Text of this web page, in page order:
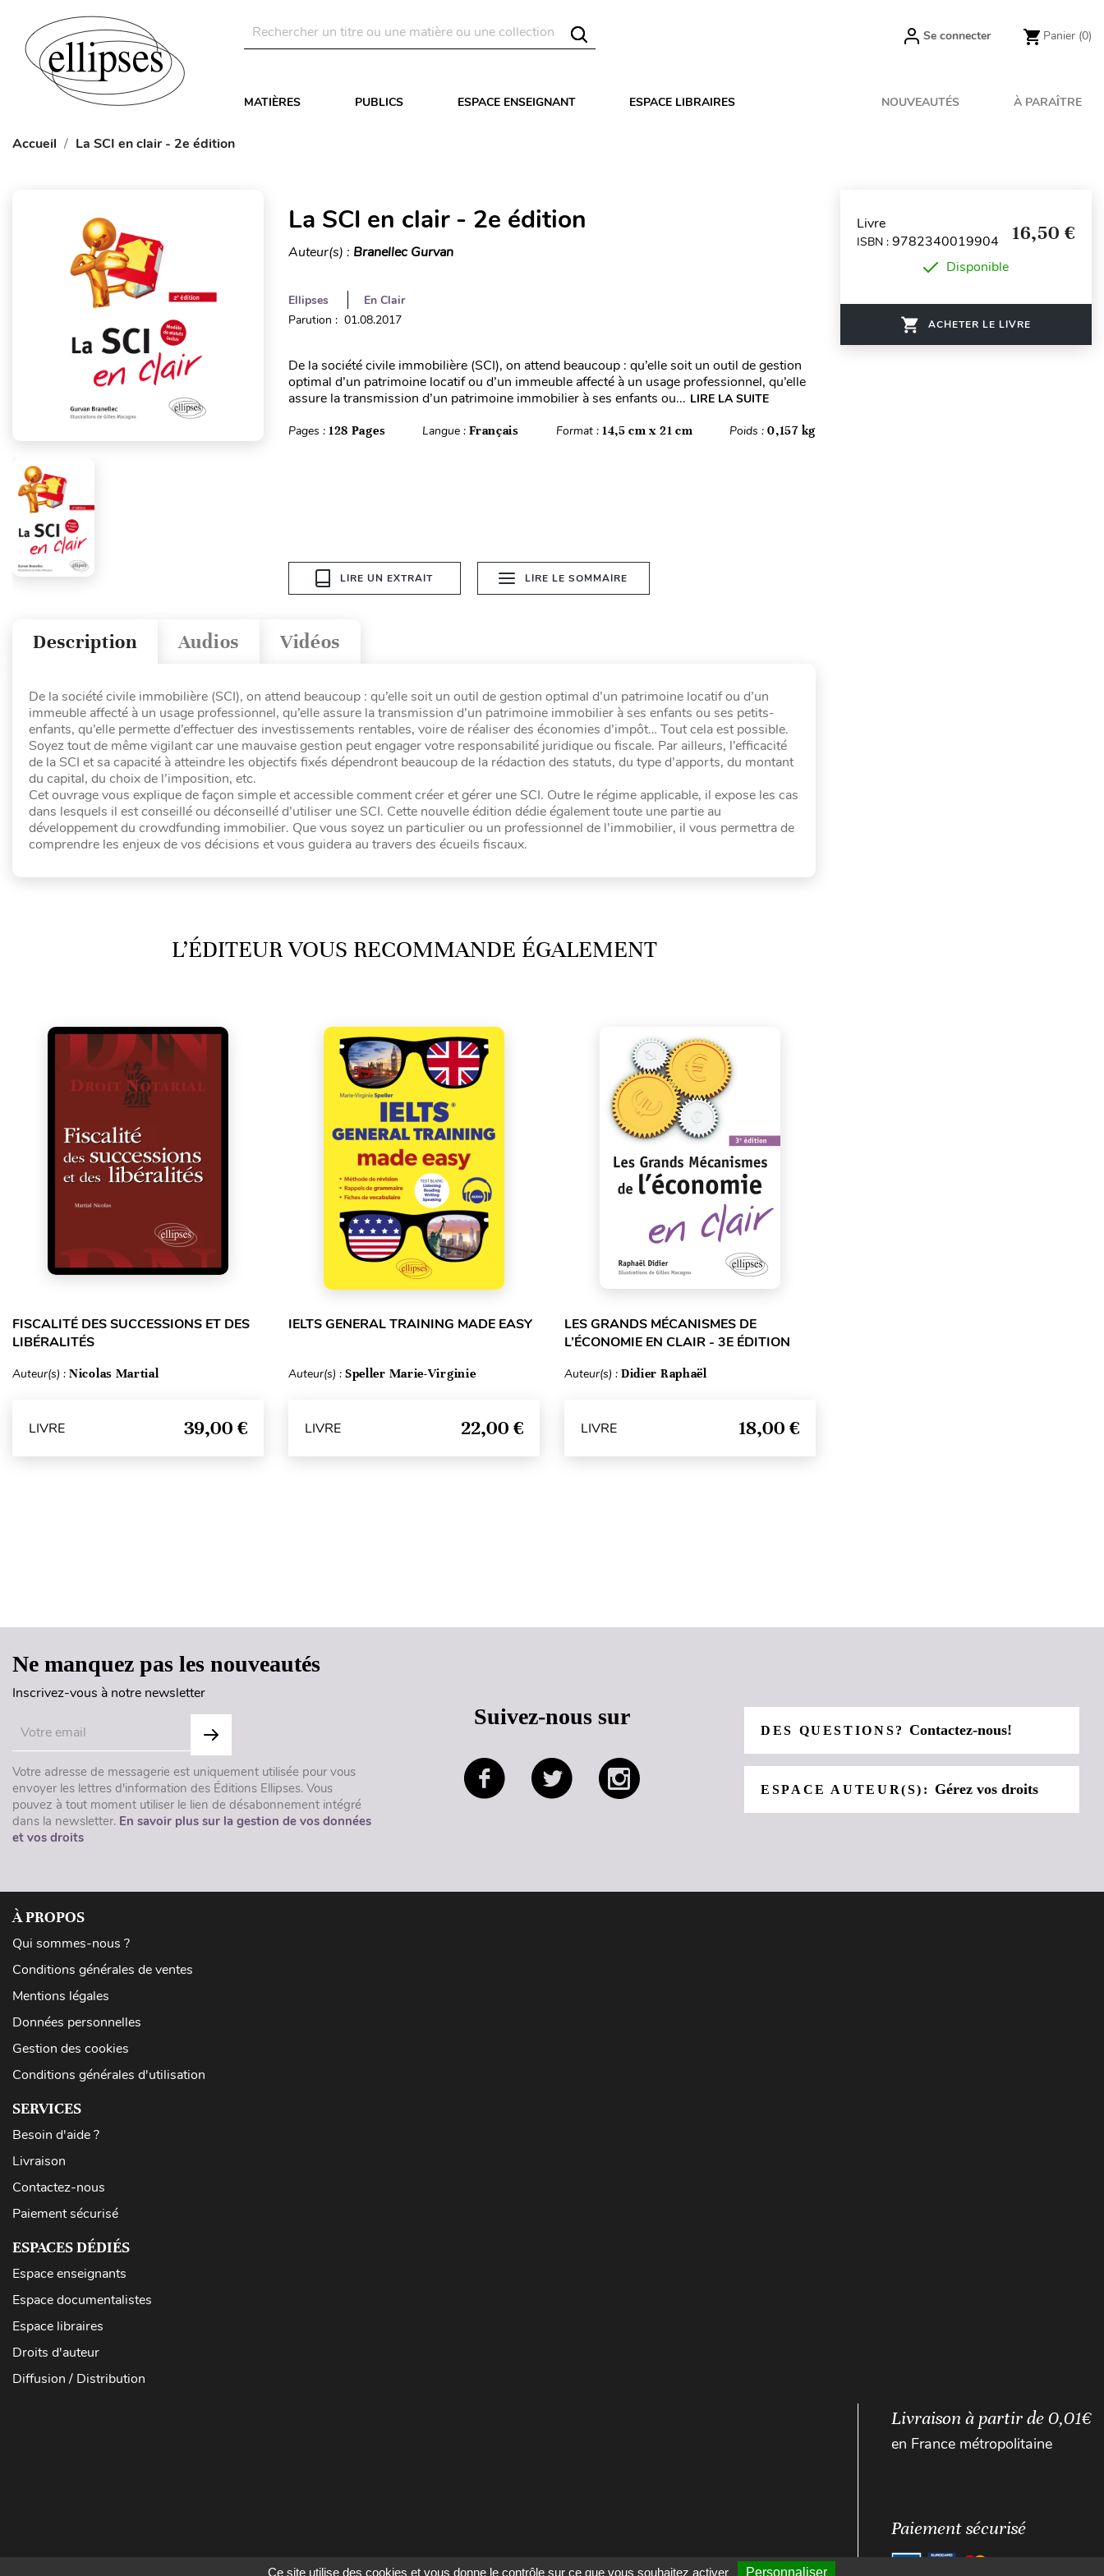
Se connecter Panier (0)
MATIÈRES PUBLICS ESPACE ENSEIGNANT ESPACE LIBRAIRES NOUVEAUTÉS À PARAÎTRE
Accueil La SCI en clair - 2e édition
La SCI en clair - 2e édition
Auteur(s) : Branellec Gurvan
Ellipses
En Clair
Parution : 01.08.2017
De la société civile immobilière (SCI), on attend beaucoup : qu’elle soit un outil de gestion
optimal d’un patrimoine locatif ou d’un immeuble affecté à un usage professionnel, qu’elle
assure la transmission d’un patrimoine immobilier à ses enfants ou... LIRE LA SUITE
Pages : 128 Pages Langue :Français Format : 14,5 cm x 21 cm Poids :0,157 kg
LIRE UN EXTRAIT LIRE LE SOMMAIRE
Vidéos
Audios
Description
De la société civile immobilière (SCI), on attend beaucoup : qu’elle soit un outil de gestion optimal d’un patrimoine locatif ou d’un
immeuble affecté à un usage professionnel, qu’elle assure la transmission d’un patrimoine immobilier à ses enfants ou ses petits-
enfants, qu’elle permette d’effectuer des investissements rentables, voire de réaliser des économies d’impôt… Tout cela est possible.
Soyez tout de même vigilant car une mauvaise gestion peut engager votre responsabilité juridique ou fiscale. Par ailleurs, l’efficacité
de la SCI et sa capacité à atteindre les objectifs fixés dépendront beaucoup de la rédaction des statuts, du type d’apports, du montant
du capital, du choix de l’imposition, etc.
Cet ouvrage vous explique de façon simple et accessible comment créer et gérer une SCI. Outre le régime applicable, il expose les cas
dans lesquels il est conseillé ou déconseillé d’utiliser une SCI. Cette nouvelle édition dédie également toute une partie au
développement du crowdfunding immobilier. Que vous soyez un particulier ou un professionnel de l’immobilier, il vous permettra de
comprendre les enjeux de vos décisions et vous guidera au travers des écueils fiscaux.
L’ÉDITEUR VOUS RECOMMANDE ÉGALEMENT
FISCALITÉ DES SUCCESSIONS ET DES
LIBÉRALITÉS
Auteur(s) : Nicolas Martial
LIVRE 39,00 €
IELTS GENERAL TRAINING MADE EASY
Auteur(s) : Speller Marie-Virginie
LIVRE 22,00 €
LES GRANDS MÉCANISMES DE
L’ÉCONOMIE EN CLAIR - 3E ÉDITION
Auteur(s) : Didier Raphaël
LIVRE 18,00 €
Livre
ISBN : 9782340019904 16,50 €
Disponible
ACHETER LE LIVRE
Ne manquez pas les nouveautés
Inscrivez-vous à notre newsletter
Votre adresse de messagerie est uniquement utilisée pour vous
envoyer les lettres d'information des Éditions Ellipses. Vous
pouvez à tout moment utiliser le lien de désabonnement intégré
dans la newsletter. En savoir plus sur la gestion de vos données
et vos droits
Suivez-nous sur
DES QUESTIONS?Contactez-nous!
ESPACE AUTEUR(S): Gérez vos droits
À PROPOS
Qui sommes-nous ?
Conditions générales de ventes
Mentions légales
Données personnelles
Gestion des cookies
Conditions générales d'utilisation
SERVICES
Besoin d'aide ?
Livraison
Contactez-nous
Paiement sécurisé
ESPACES DÉDIÉS
Espace enseignants
Espace documentalistes
Espace libraires
Droits d'auteur
Diffusion / Distribution
Livraison à partir de 0,01€
en France métropolitaine
Paiement sécurisé
Ce site utilise des cookies et vous donne le contrôle sur ce que vous souhaitez activer Personnaliser